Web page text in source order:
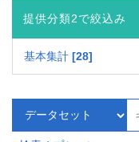
提供分類2で絞込み
基本集計 28